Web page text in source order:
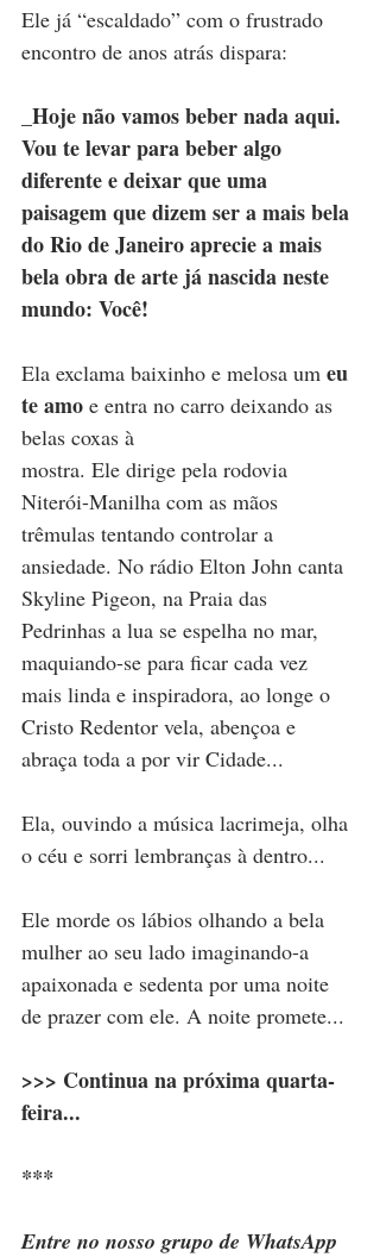
Ele já “escaldado” com o frustrado
encontro de anos atrás dispara:
_Hoje não vamos beber nada aqui.
Vou te levar para beber algo
diferente e deixar que uma
paisagem que dizem ser a mais bela
do Rio de Janeiro aprecie a mais
bela obra de arte já nascida neste
mundo: Você!
Ela exclama baixinho e melosa um eu
te amo e entra no carro deixando as
belas coxas à
mostra. Ele dirige pela rodovia
Niterói-Manilha com as mãos
trêmulas tentando controlar a
ansiedade. No rádio Elton John canta
Skyline Pigeon, na Praia das
Pedrinhas a lua se espelha no mar,
maquiando-se para ficar cada vez
mais linda e inspiradora, ao longe o
Cristo Redentor vela, abençoa e
abraça toda a por vir Cidade...
Ela, ouvindo a música lacrimeja, olha
o céu e sorri lembranças à dentro...
Ele morde os lábios olhando a bela
mulher ao seu lado imaginando-a
apaixonada e sedenta por uma noite
de prazer com ele. A noite promete...
>>> Continua na próxima quarta-
feira...
***
Entre no nosso grupo de WhatsApp